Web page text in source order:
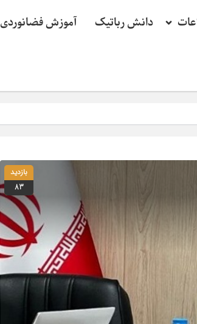
دانش رباتیک آموزش فضانوردی
بازدید
83